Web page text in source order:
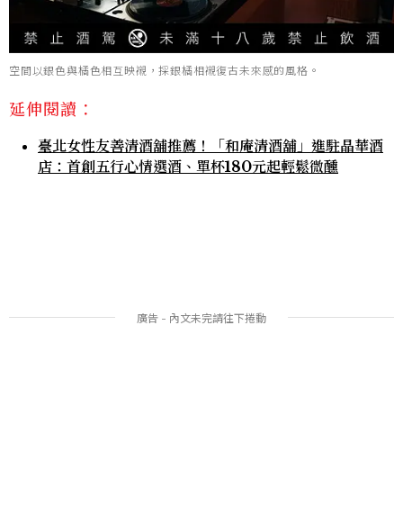
空間以銀色與橘色相互映襯，採銀橘相襯復古未來感的風格。
延伸閱讀：
臺北女性友善清酒舖推薦！「和庵清酒舖」進駐晶華酒
店：首創五行心情選酒、單杯180元起輕鬆微醺